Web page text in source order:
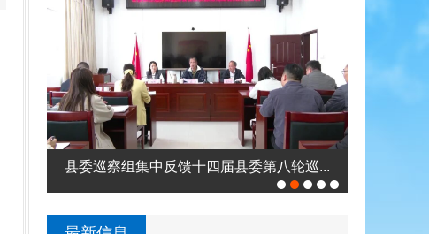
县委巡察组集中反馈十四届县委第八轮巡...